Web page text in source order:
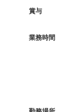
賞与
業務時間